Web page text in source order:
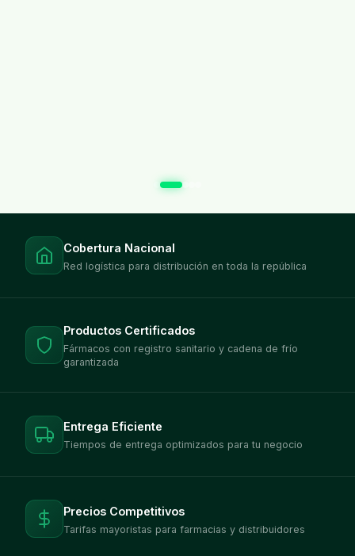
Cobertura Nacional
Red logística para distribución en toda la república
Productos Certificados
Fármacos con registro sanitario y cadena de frío
garantizada
Entrega Eficiente
Tiempos de entrega optimizados para tu negocio
Precios Competitivos
Tarifas mayoristas para farmacias y distribuidores